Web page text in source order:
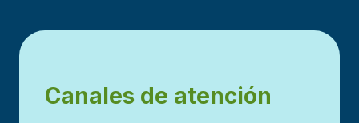
Canales de atención